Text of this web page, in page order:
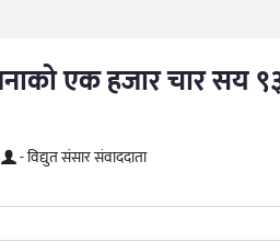
एक हजार चार सय
- विद्युत संसार संवाददाता